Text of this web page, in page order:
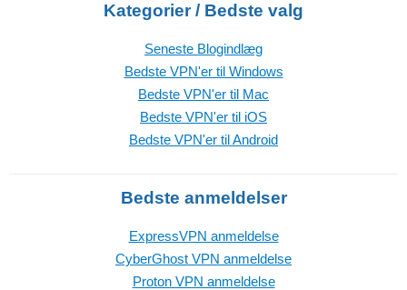
Kategorier / Bedste valg
Seneste Blogindlæg
Bedste VPN'er til Windows
Bedste VPN'er til Mac
Bedste VPN'er til iOS
Bedste VPN'er til Android
Bedste anmeldelser
ExpressVPN anmeldelse
CyberGhost VPN anmeldelse
Proton VPN anmeldelse